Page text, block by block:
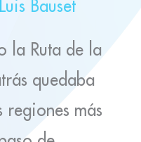
Bauset
la Ruta de la
quedaba
más